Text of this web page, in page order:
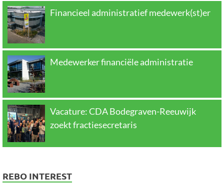
Financieel administratief medewerk(st)er
Medewerker financiële administratie
Vacature: CDA Bodegraven-Reeuwijk
zoekt fractiesecretaris
REBO INTEREST